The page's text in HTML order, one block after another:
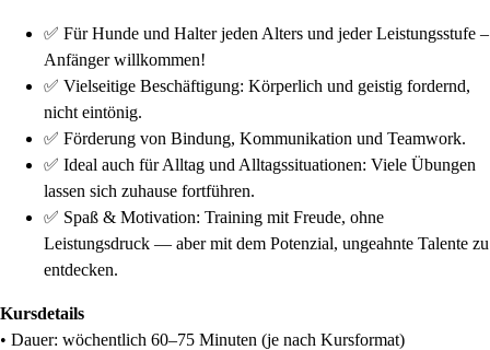
✅ Für Hunde und Halter jeden Alters und jeder Leistungsstufe –
Anfänger willkommen!
✅ Vielseitige Beschäftigung: Körperlich und geistig fordernd,
nicht eintönig.
✅ Förderung von Bindung, Kommunikation und Teamwork.
✅ Ideal auch für Alltag und Alltagssituationen: Viele Übungen
lassen sich zuhause fortführen.
✅ Spaß & Motivation: Training mit Freude, ohne
Leistungsdruck — aber mit dem Potenzial, ungeahnte Talente zu
entdecken.
Kursdetails
• Dauer: wöchentlich 60–75 Minuten (je nach Kursformat)